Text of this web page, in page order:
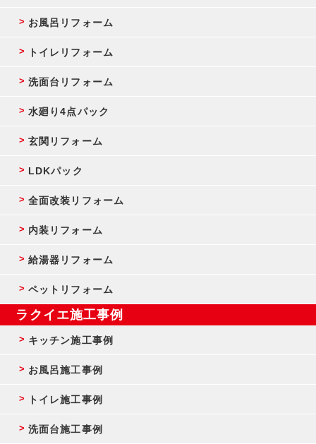
お風呂リフォーム
トイレリフォーム
洗面台リフォーム
水廻り4点パック
玄関リフォーム
LDKパック
全面改装リフォーム
内装リフォーム
給湯器リフォーム
ペットリフォーム
ラクイエ施工事例
キッチン施工事例
お風呂施工事例
トイレ施工事例
洗面台施工事例